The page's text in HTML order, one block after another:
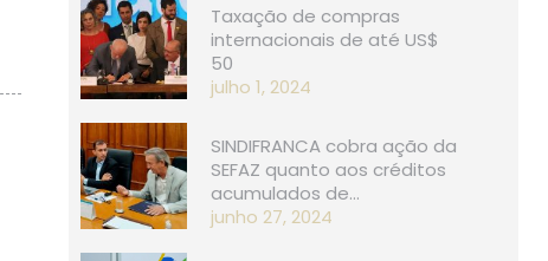
Taxação de compras
internacionais de até US$
50
julho 1, 2024
SINDIFRANCA cobra ação da
SEFAZ quanto aos créditos
acumulados de…
junho 27, 2024